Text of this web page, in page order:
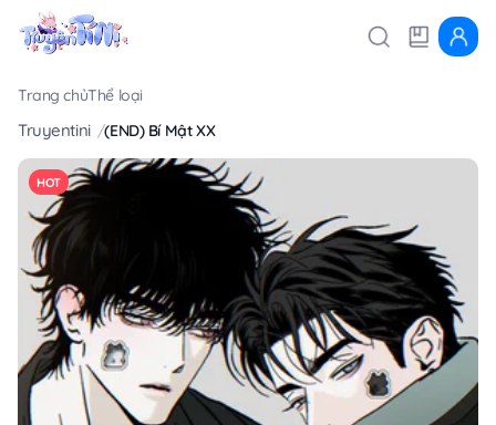
Trang chủThể loại
Truyentini (END) Bí Mật XX
HOT